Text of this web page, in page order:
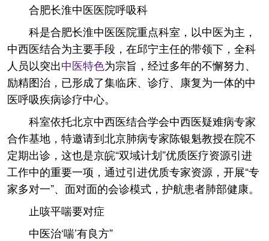
合肥长淮中医医院呼吸科
科是合肥长淮中医医院重点科室，以中医为主，
中西医结合为主要手段，在邱宁主任的带领下，全科
人员以突出中医特色为宗旨，经过多年的不懈努力、
励精图治，已形成了集临床、诊疗、康复为一体的中
医呼吸疾病诊疗中心。
科室依托北京中西医结合学会中西医疑难病专家
合作基地，特邀请到北京肺病专家陈银魁教授在院不
定期出诊，这也是京皖“双域计划”优质医疗资源引进
工作中的重要一项，通过引进优质专家资源，开展“专
家多对一”、面对面的会诊模式，护航患者肺部健康。
止咳平喘要对症
中医治‘喘’有良方”